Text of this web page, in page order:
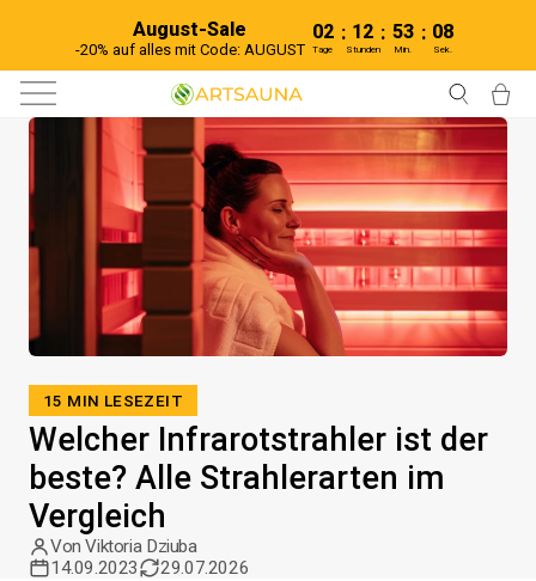
August-Sale
-20% auf alles mit Code: AUGUST
02
Tage
: 12
Stunden
: 53
Min.
: 07
Sek.
Seitennavigation Suche
15 MIN LESEZEIT
Welcher Infrarotstrahler ist der
beste? Alle Strahlerarten im
Vergleich
Von Viktoria Dziuba
14.09.2023
29.07.2026